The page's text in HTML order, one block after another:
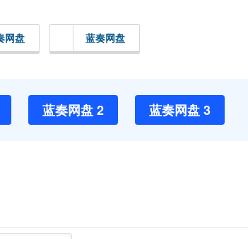
网盘 蓝奏网盘
蓝奏网盘 2 蓝奏网盘 3